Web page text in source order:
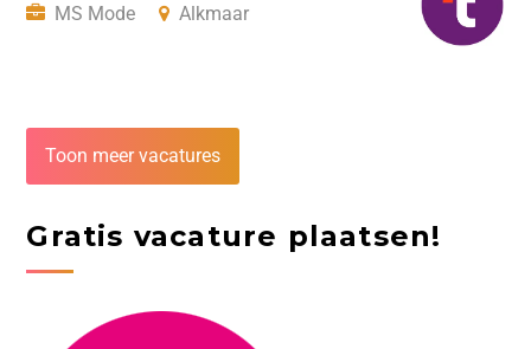
MS Mode
Alkmaar
Toon meer vacatures
Gratis vacature plaatsen!